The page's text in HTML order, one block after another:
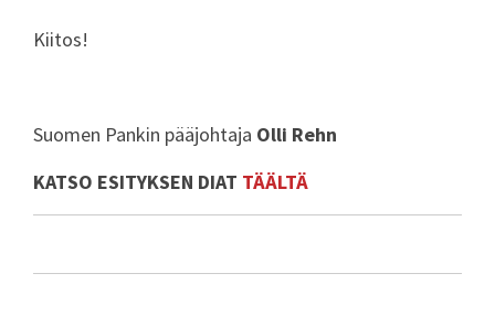
Kiitos!
Suomen Pankin pääjohtaja Olli Rehn
KATSO ESITYKSEN DIAT TÄÄLTÄ